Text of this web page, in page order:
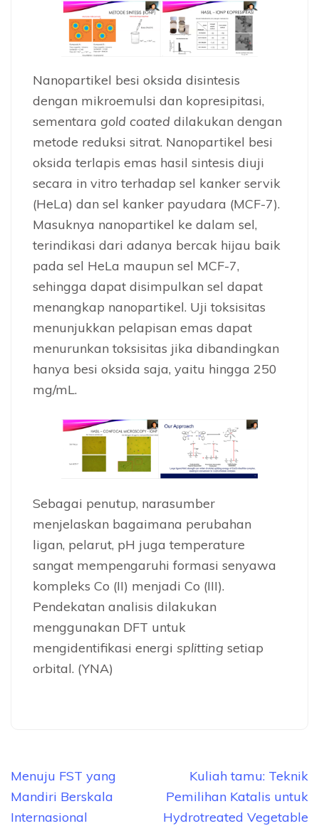
Nanopartikel besi oksida disintesis
dengan mikroemulsi dan kopresipitasi,
sementara gold coated dilakukan dengan
metode reduksi sitrat. Nanopartikel besi
oksida terlapis emas hasil sintesis diuji
secara in vitro terhadap sel kanker servik
(HeLa) dan sel kanker payudara (MCF-7).
Masuknya nanopartikel ke dalam sel,
terindikasi dari adanya bercak hijau baik
pada sel HeLa maupun sel MCF-7,
sehingga dapat disimpulkan sel dapat
menangkap nanopartikel. Uji toksisitas
menunjukkan pelapisan emas dapat
menurunkan toksisitas jika dibandingkan
hanya besi oksida saja, yaitu hingga 250
mg/mL.
Sebagai penutup, narasumber
menjelaskan bagaimana perubahan
ligan, pelarut, pH juga temperature
sangat mempengaruhi formasi senyawa
kompleks Co (II) menjadi Co (III).
Pendekatan analisis dilakukan
menggunakan DFT untuk
mengidentifikasi energi splitting setiap
orbital. (YNA)
Navigasi
pos
Menuju FST yang
Mandiri Berskala
Internasional
Kuliah tamu: Teknik
Pemilihan Katalis untuk
Hydrotreated Vegetable